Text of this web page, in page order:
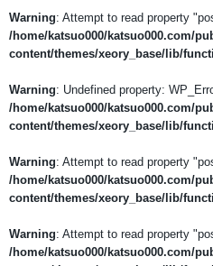
Warning: Attempt to read property
/home/katsuo000/katsuo000.com/
content/themes/xeory_base/lib/
Warning: Undefined property:
/home/katsuo000/katsuo000.com/
content/themes/xeory_base/lib/
Warning: Attempt to read property
/home/katsuo000/katsuo000.com/
content/themes/xeory_base/lib/
Warning: Attempt to read property
/home/katsuo000/katsuo000.com/